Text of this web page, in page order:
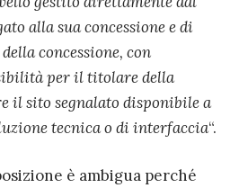
alla sua concessione e di
concessione, con
per il titolare della
il sito segnalato disponibile a
tecnica o di interfaccia“.
è ambigua perché